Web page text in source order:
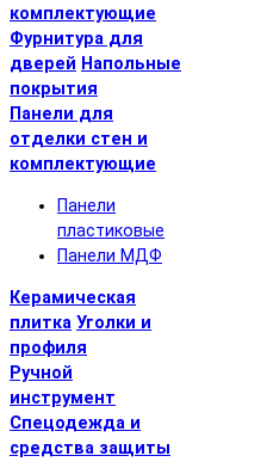
комплектующие
Фурнитура для
дверей Напольные
покрытия
Панели для
отделки стен и
комплектующие
Панели
пластиковые
Панели МДФ
Керамическая
плитка Уголки и
профиля
Ручной
инструмент
Спецодежда и
средства защиты